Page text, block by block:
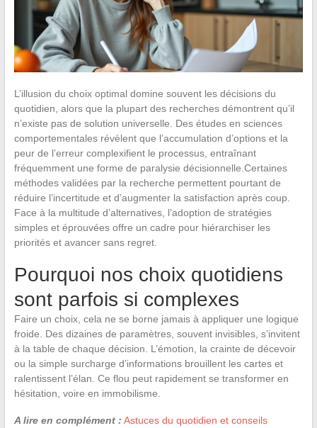
L’illusion du choix optimal domine souvent les décisions du
quotidien, alors que la plupart des recherches démontrent qu’il
n’existe pas de solution universelle. Des études en sciences
comportementales révèlent que l’accumulation d’options et la
peur de l’erreur complexifient le processus, entraînant
fréquemment une forme de paralysie décisionnelle.Certaines
méthodes validées par la recherche permettent pourtant de
réduire l’incertitude et d’augmenter la satisfaction après coup.
Face à la multitude d’alternatives, l’adoption de stratégies
simples et éprouvées offre un cadre pour hiérarchiser les
priorités et avancer sans regret.
Pourquoi nos choix quotidiens
sont parfois si complexes
Faire un choix, cela ne se borne jamais à appliquer une logique
froide. Des dizaines de paramètres, souvent invisibles, s’invitent
à la table de chaque décision. L’émotion, la crainte de décevoir
ou la simple surcharge d’informations brouillent les cartes et
ralentissent l’élan. Ce flou peut rapidement se transformer en
hésitation, voire en immobilisme.
A lire en complément : Astuces du quotidien et conseils